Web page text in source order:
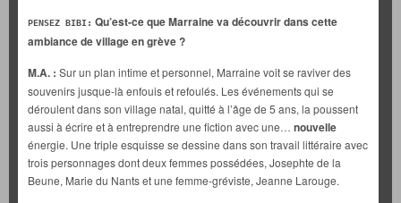
PENSEZ BIBI: Qu’est-ce que Marraine va découvrir dans cette
ambiance de village en grève ?
M.A. : Sur un plan intime et personnel, Marraine voit se raviver des
souvenirs jusque-là enfouis et refoulés. Les événements qui se
déroulent dans son village natal, quitté à l’âge de 5 ans, la poussent
aussi à écrire et à entreprendre une fiction avec une… nouvelle
énergie. Une triple esquisse se dessine dans son travail littéraire avec
trois personnages dont deux femmes possédées, Josephte de la
Beune, Marie du Nants et une femme-gréviste, Jeanne Larouge.